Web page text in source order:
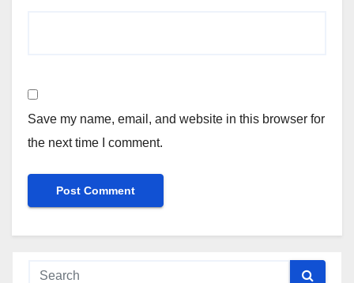
Save my name, email, and website in this browser for
the next time I comment.